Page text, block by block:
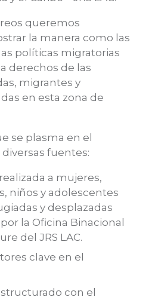
queremos
la manera como las
políticas migratorias
derechos de las
migrantes y
en esta zona de
se plasma en el
fuentes:
a mujeres,
niños y adolescentes
y desplazadas
la Oficina Binacional
del JRS LAC.
clave en el
con el